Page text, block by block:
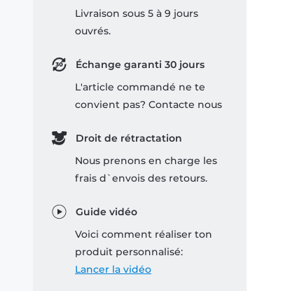
Livraison sous 5 à 9 jours
ouvrés.
Échange garanti 30 jours
L'article commandé ne te
convient pas? Contacte nous
Droit de rétractation
Nous prenons en charge les
frais d`envois des retours.
Guide vidéo
Voici comment réaliser ton
produit personnalisé:
Lancer la vidéo